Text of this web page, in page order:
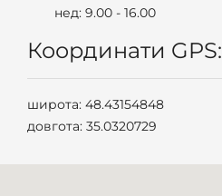
нед: 9.00 - 16.00
Координати GPS:
широта: 48.43154848
довгота: 35.0320729